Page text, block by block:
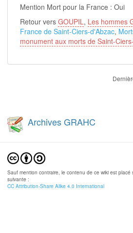
Mention Mort pour la France : Oui
Retour vers GOUPIL, Les hommes
France de Saint-Ciers-d'Abzac,
monument aux morts de Saint-
Archives GRAHC
Sauf mention contraire, le contenu de ce wiki est placé
suivante :
CC Attribution-Share Alike 4.0 International